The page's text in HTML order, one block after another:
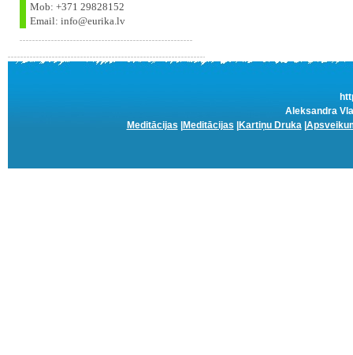
Mob: +371 29828152
Email: info@eurika.lv
Aleksandra
Meditācijas
Meditācijas Kartiņu Druka|